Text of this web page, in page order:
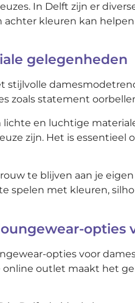
In Delft zijn er
kleuren kan
gelegenheden
stijlvolle
zoals statement
en luchtige
zijn. Het is
te blijven aan je
met kleuren,
opties
opties voor
outlet maakt het